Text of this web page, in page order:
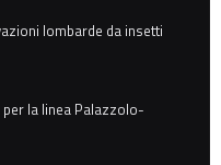
lombarde da insetti
la linea Palazzolo-